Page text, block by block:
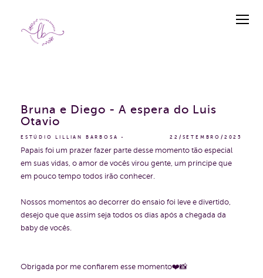
ESTÚDIO LILLIAN BARBOSA 22/SETEMBRO/2025
Bruna e Diego - A espera do Luis
Otavio
Papais foi um prazer fazer parte desse momento tão especial
em suas vidas, o amor de vocês virou gente, um príncipe que
em pouco tempo todos irão conhecer.
Nossos momentos ao decorrer do ensaio foi leve e divertido,
desejo que que assim seja todos os dias após a chegada da
baby de vocês.
Obrigada por me confiarem esse momento❤️📸